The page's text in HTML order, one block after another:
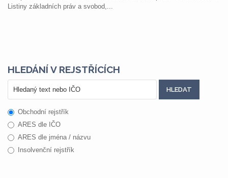
Listiny základních práv a svobod,...
HLEDÁNÍ V REJSTŘÍCÍCH
Obchodní rejstřík
ARES dle IČO
ARES dle jména / názvu
Insolvenční rejstřík